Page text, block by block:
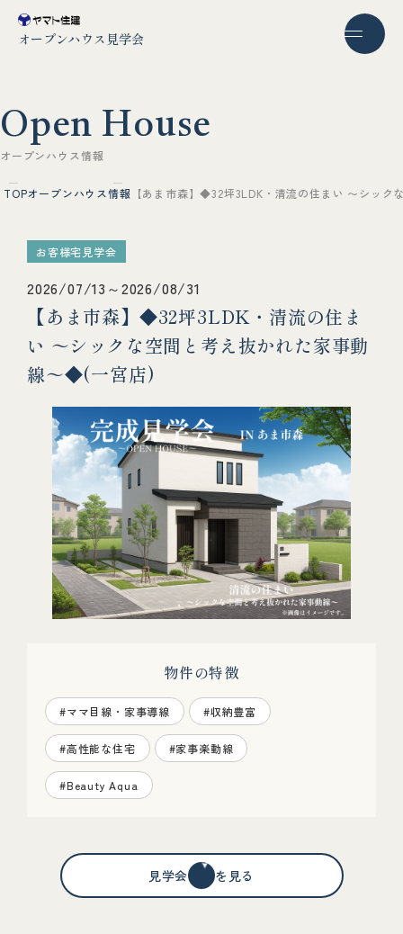
オープンハウス見学会
Open House
オー プンハ ウ ス情報
TOPオープンハウス情報 【あま市森】◆32坪3LDK・清流の住まい 〜シッ
お客様宅見学会
2026/07/13～2026/08/31
【あま市森】◆32坪3LDK・清流の住ま
い 〜シックな空間と考え抜かれた家事動
線〜◆(一宮店)
物件の特徴
#ママ目線・家事導線 #収納豊富
#高性能な住宅 #家事楽動線
#Beauty Aqua
見学会情報を見る